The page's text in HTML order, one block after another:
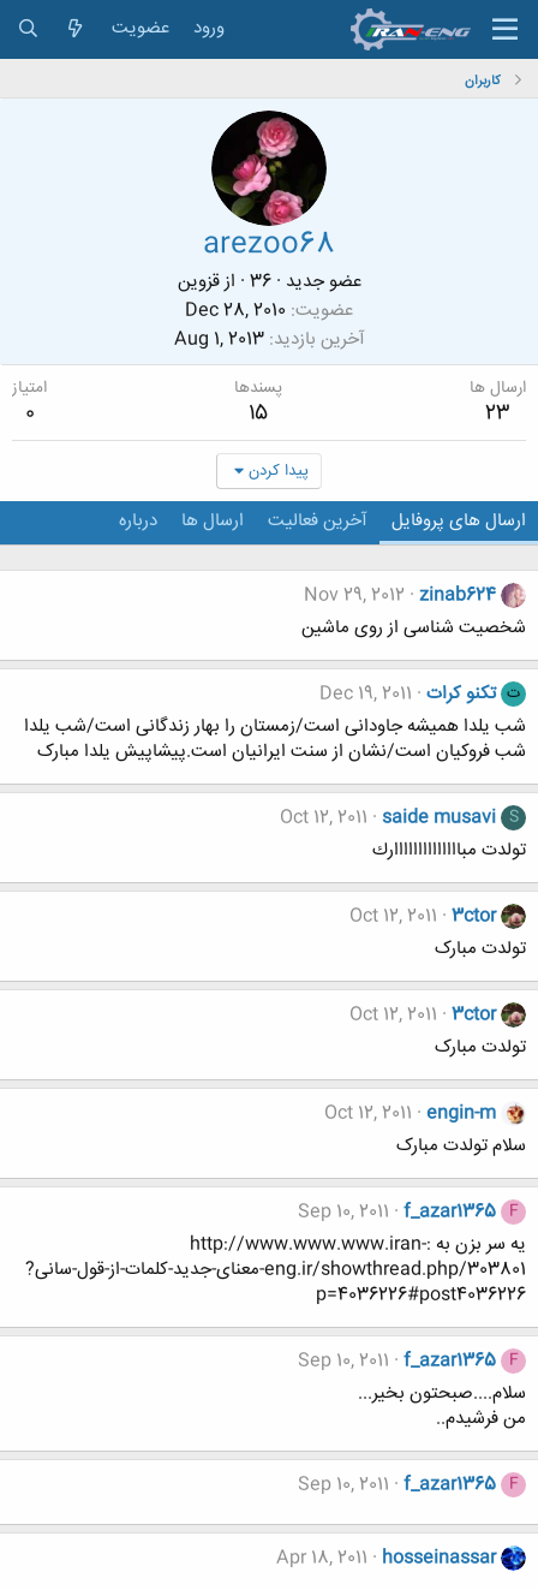
ورود عضویت
کاربران
arezoo68
عضو جدید ·
36
· ازقزوین
عضویت Dec 28, 2010
آخرین بازدید Aug 1, 2013
ارسال ها
23
پسندها
15
امتیاز
0
پیدا کردن
ارسال های پروفایل آخرین فعالیت ارسال ها درباره
zinab624
Nov 29, 2012
شخصیت شناسی از روی ماشین
ت تکنو کرات Dec 19, 2011
شب یلدا همیشه جاودانی است/زمستان را بهار زندگانی است/شب یلدا
شب فروکیان است/نشان از سنت ایرانیان است.پیشاپیش یلدا مبارک
S
saide musavi
Oct 12, 2011
تولدت مباااااااااااااارك
3ctor
Oct 12, 2011
تولدت مبارک
3ctor
Oct 12, 2011
تولدت مبارک
engin-m
Oct 12, 2011
سلام تولدت مبارک
F
f_azar1365
Sep 10, 2011
یه سر بزن به :http://www.www.www.iran-
eng.ir/showthread.php/303801-معنای-جدید-کلمات-از-قول-سانی?
p=4036226#post4036226
F
f_azar1365
Sep 10, 2011
سلام....صبحتون بخیر...
من فرشیدم..
F
f_azar1365
Sep 10, 2011
hosseinassar
Apr 18, 2011